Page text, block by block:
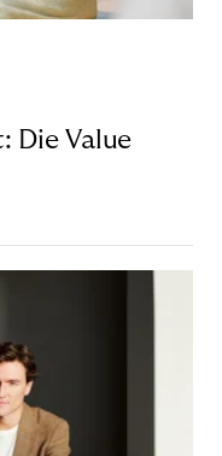
Die Value